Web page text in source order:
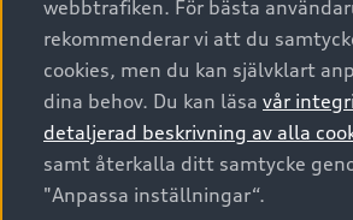
Audi Sport
Finansiering
Audi exclusive
Provkörning
Garantier
Försäkring
Digitala manualer för din Audi
Audi Collection – livsstilsartiklar
Vanliga frågor
Företagsleasing
Kontakta oss
Audi Återförsäljare/-serviceverkstad
myAudi
Pressmeddelanden
© 2026 AUDI SVERIGE. All Rights
Utgivare Juridiskt
Juridiskt Audi AG
Juridiskt Audi Digital Giveaway
webbtrafiken. För bästa
rekommenderar vi att du
cookies, men du kan självklart
dina behov. Du kan läsa vår
detaljerad beskrivning av alla
samt återkalla ditt samtycke
"Anpassa inställningar“.